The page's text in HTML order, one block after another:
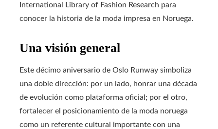
International Library of Fashion Research para
conocer la historia de la moda impresa en Noruega.
Una visión general
Este décimo aniversario de Oslo Runway simboliza
una doble dirección: por un lado, honrar una década
de evolución como plataforma oficial; por el otro,
fortalecer el posicionamiento de la moda noruega
como un referente cultural importante con una